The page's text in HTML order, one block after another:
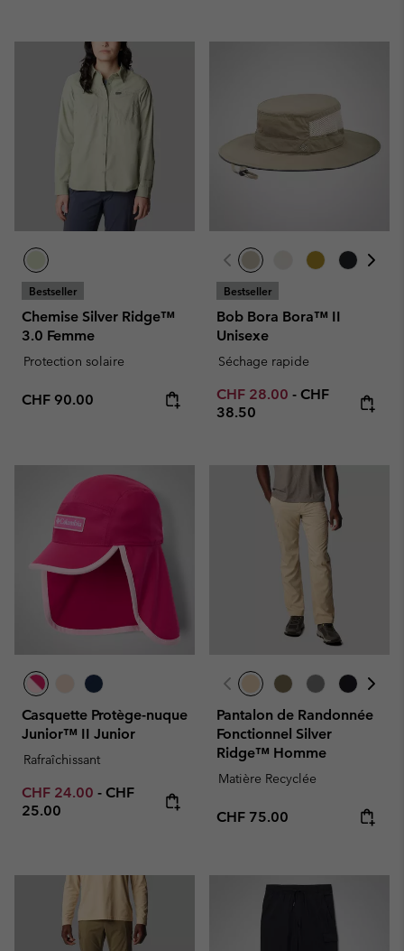
Bestseller
Chemise Silver Ridge™
3.0 Femme
Protection solaire
Regular price:
CHF 90.00
Bestseller
Bob Bora Bora™ II
Unisexe
Séchage rapide
Minimum sale price:
CHF 28.00 - Maximum
CHF
38.50
Casquette Protège-nuque
Junior™ II Junior
Rafraîchissant
Minimum sale price:
CHF 24.00 - Maximum price:
CHF
25.00
Pantalon de Randonnée
Fonctionnel Silver
Ridge™ Homme
Matière Recyclée
Regular price:
CHF 75.00